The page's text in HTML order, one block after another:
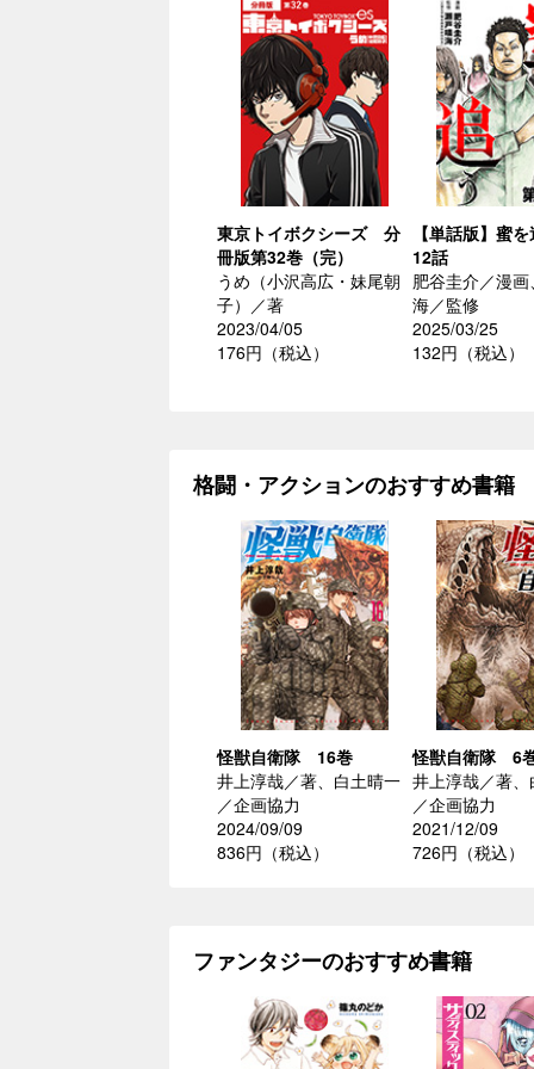
東京トイボクシーズ 分
冊版第32巻（完）
うめ（小沢高広・妹尾朝
子）／著
2023/04/05
176円（税込）
【単話版】蜜
12話
肥谷圭介／漫
海／監修
2025/03/25
132円（税込）
格闘・アクションのおすすめ書籍
怪獣自衛隊 16巻
井上淳哉／著、白土晴一
／企画協力
2024/09/09
836円（税込）
怪獣自衛隊 6
井上淳哉／著
／企画協力
2021/12/09
726円（税込）
ファンタジーのおすすめ書籍